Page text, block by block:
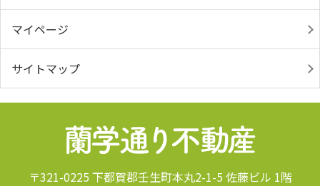
マイページ
サイトマップ
〒321-0225 下都賀郡壬生町本丸2-1-5 佐藤ビル 1階